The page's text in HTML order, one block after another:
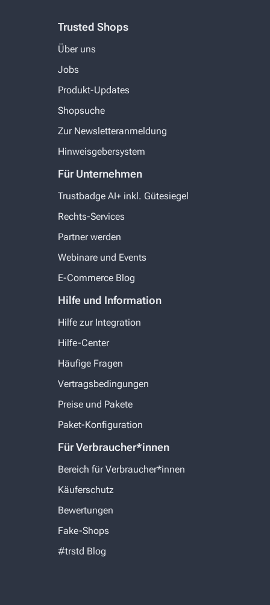
Trusted Shops
Über uns
Jobs
Produkt-Updates
Shopsuche
Zur Newsletteranmeldung
Hinweisgebersystem
Für Unternehmen
Trustbadge AI+ inkl. Gütesiegel
Rechts-Services
Partner werden
Webinare und Events
E-Commerce Blog
Hilfe und Information
Hilfe zur Integration
Hilfe-Center
Häufige Fragen
Vertragsbedingungen
Preise und Pakete
Paket-Konfiguration
Für Verbraucher*innen
Bereich für Verbraucher*innen
Käuferschutz
Bewertungen
Fake-Shops
#trstd Blog